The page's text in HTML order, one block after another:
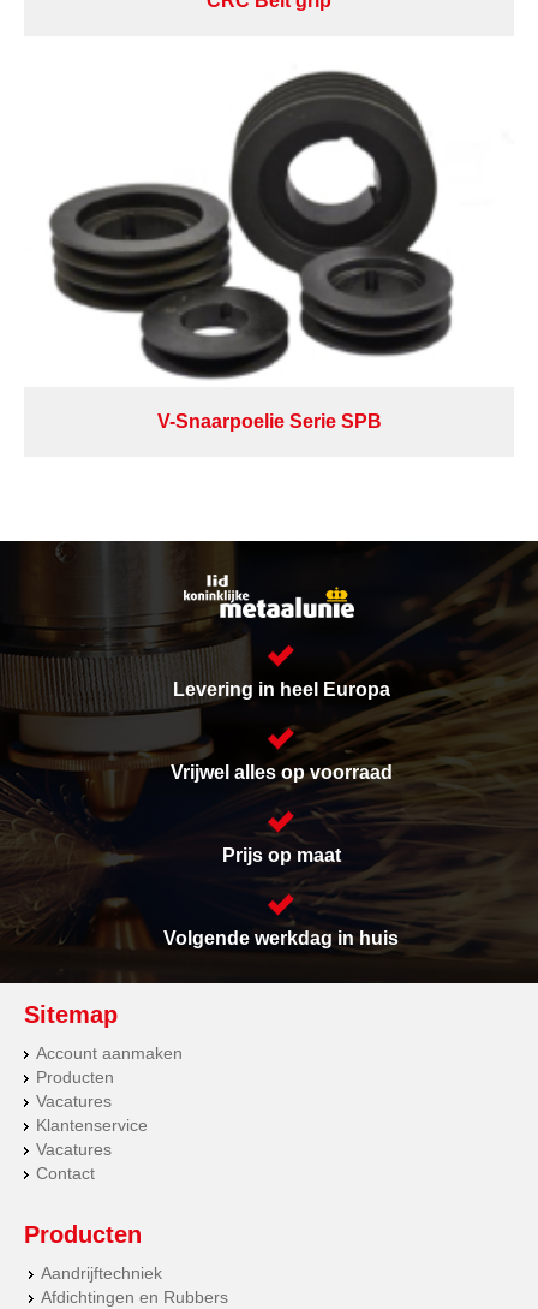
V-Snaarpoelie Serie SPB
Levering in heel Europa
Vrijwel alles op voorraad
Prijs op maat
Volgende werkdag in huis
Sitemap
Account aanmaken
Producten
Vacatures
Klantenservice
Vacatures
Contact
Producten
Aandrijftechniek
Afdichtingen en Rubbers